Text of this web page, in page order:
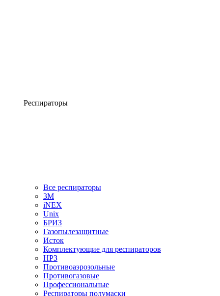
Респираторы
Все респираторы
3М
iNEX
Unix
БРИЗ
Газопылезащитные
Исток
Комплектующие для респираторов
НРЗ
Противоаэрозольные
Противогазовые
Профессиональные
Респираторы полумаски